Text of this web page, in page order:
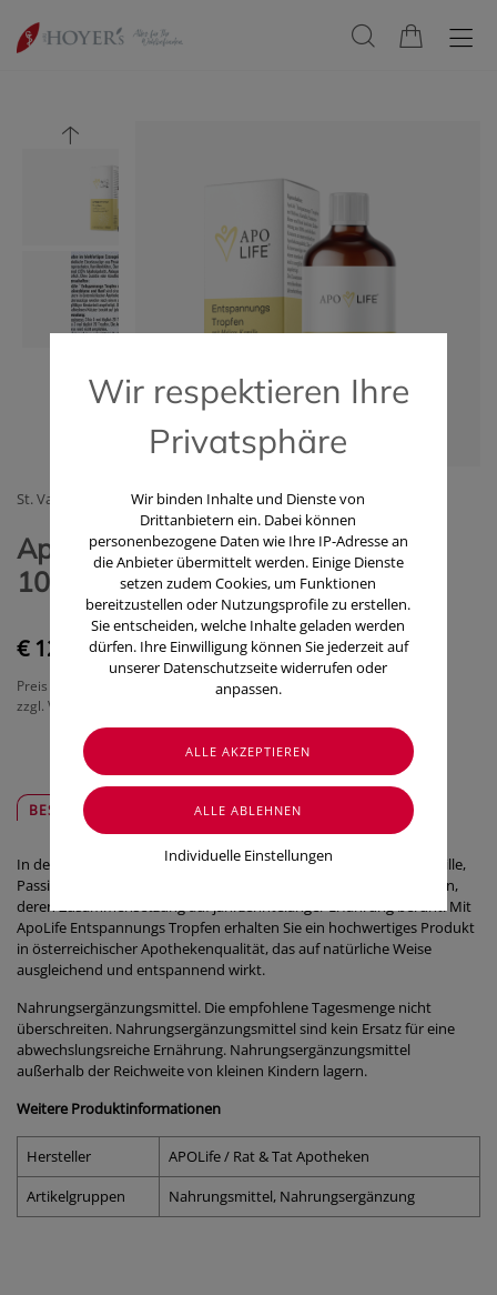
St. Valentinus - Apotheke und Drogerien
ApoLife Entspannungs Tropfen
100ml
€ 12,50
Preis inkl. MwSt.
zzgl. Versandkosten
BESCHREIBUNG SICHER & REGIONAL
In den ApoLife Entspannungs Tropfen vereinen sich Melisse, Kamille,
Passionsblume und Hanf zu einer feinen Zubereitung aus Kräutern,
deren Zusammensetzung auf jahrzehntelanger Erfahrung beruht. Mit
ApoLife Entspannungs Tropfen erhalten Sie ein hochwertiges Produkt
in österreichischer Apothekenqualität, das auf natürliche Weise
ausgleichend und entspannend wirkt.
Nahrungsergänzungsmittel. Die empfohlene Tagesmenge nicht
überschreiten. Nahrungsergänzungsmittel sind kein Ersatz für eine
abwechslungsreiche Ernährung. Nahrungsergänzungsmittel
außerhalb der Reichweite von kleinen Kindern lagern.
Weitere Produktinformationen
Hersteller
APOLife / Rat & Tat Apotheken
Artikelgruppen
Nahrungsmittel, Nahrungsergänzung
Wir respektieren Ihre
Privatsphäre
Wir binden Inhalte und Dienste von
Drittanbietern ein. Dabei können
personenbezogene Daten wie Ihre IP-Adresse an
die Anbieter übermittelt werden. Einige Dienste
setzen zudem Cookies, um Funktionen
bereitzustellen oder Nutzungsprofile zu erstellen.
Sie entscheiden, welche Inhalte geladen werden
dürfen. Ihre Einwilligung können Sie jederzeit auf
unserer Datenschutzseite widerrufen oder
anpassen.
Individuelle Einstellungen